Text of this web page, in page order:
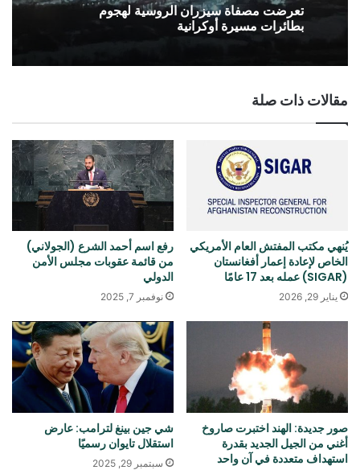
تعرضت مصفاة سيزران الروسية لهجوم
بطائرات مسيرة أوكرانية
مقالات ذات صلة
يُنهي مكتب المفتش العام الأمريكي
الخاص لإعادة إعمار أفغانستان
(SIGAR) عمله بعد 17 عامًا
يناير 29, 2026
رفع اسم أحمد الشرع (الجولاني)
من قائمة عقوبات مجلس الأمن
الدولي
نوفمبر 7, 2025
صور جديدة: الهند اختبرت صاروخ
أغني من الجيل الجديد بقدرة
استهداف متعددة في آن واحد
شي جين بينغ لترامب: عارض
استقلال تايوان رسميًا
سبتمبر 29, 2025